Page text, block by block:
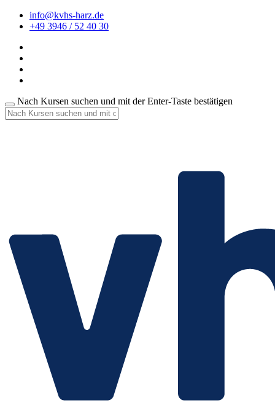
info@kvhs-harz.de
+49 3946 / 52 40 30
Nach Kursen suchen und mit der Enter-Taste bestätigen